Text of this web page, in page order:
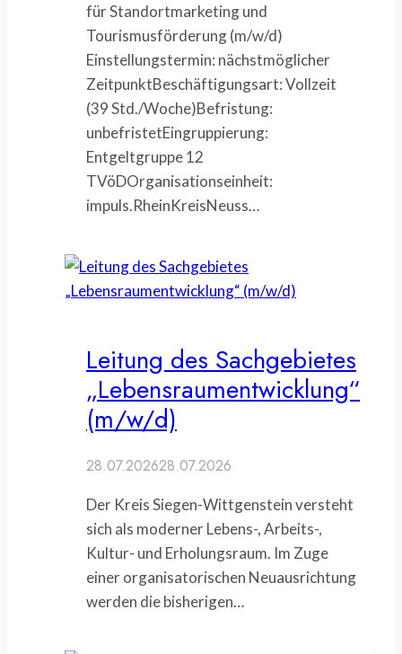
für Standortmarketing und
Tourismusförderung (m/w/d)
Einstellungstermin: nächstmöglicher
ZeitpunktBeschäftigungsart: Vollzeit
(39 Std./Woche)Befristung:
unbefristetEingruppierung:
Entgeltgruppe 12
TVöDOrganisationseinheit:
impuls.RheinKreisNeuss…
Leitung des Sachgebietes
„Lebensraumentwicklung“
(m/w/d)
28.07.202628.07.2026
Der Kreis Siegen-Wittgenstein versteht
sich als moderner Lebens-, Arbeits-,
Kultur- und Erholungsraum. Im Zuge
einer organisatorischen Neuausrichtung
werden die bisherigen…